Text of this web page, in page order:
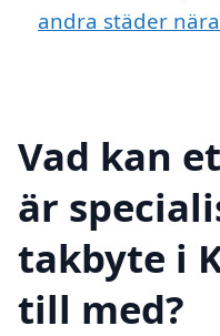
andra städer
Vad kan
är
takbyte i
till med?